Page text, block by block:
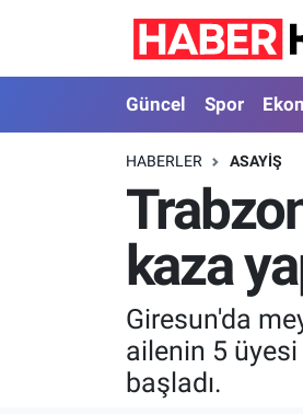
Güncel Spor
HABERLER ASAYIŞ
kaza
Giresun'da
ailenin 5 üyesi
başladı.
Güncel
Spor
Ekonomi
Nöbetçi Eczaneler
Hava Durumu
İstanbul Namaz Vakitleri
Trafik Durumu
Süper Lig Puan Durumu ve
Tüm Manşetler